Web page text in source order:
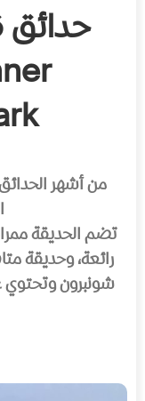
من أشهر
تضم الحديقة
رائعة، وحديقة
شونبرون